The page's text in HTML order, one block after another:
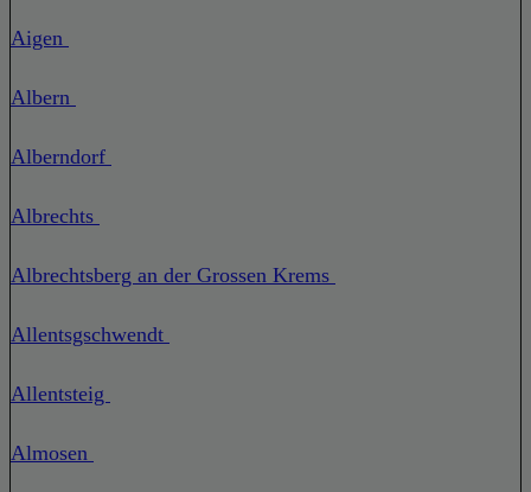
Aigen
Albern
Alberndorf
Albrechts
Albrechtsberg an der Grossen Krems
Allentsgschwendt
Allentsteig
Almosen